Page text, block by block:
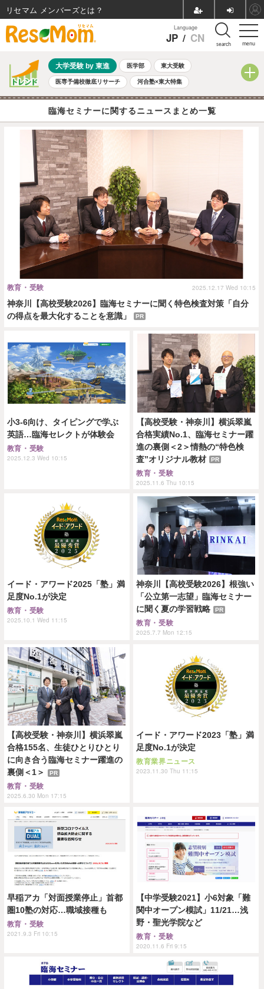
menu
Language
JP / CN search
大学受験 by 東進 医学部 東大受験
医専予備校徹底リサーチ 河合塾×東大特集
親子で考える大学選び 高校受験 中学受験 小学校受験
夏休み 8月開催学校説明会・相談会
自由研究教材（小学生向け）
臨海セミナーに関するニュースまとめ一覧
神奈川【高校受験2026】臨海セミナーに聞く特色検査対策「自分
の得点を最大化することを意識」
PR
教育・受験 2025.12.17 Wed 10:15
小3-6向け、タイピングで学ぶ
英語…臨海セレクトが体験会
教育・受験
2025.12.3 Wed 10:15
【高校受験・神奈川】横浜翠嵐
合格実績No.1、臨海セミナー躍
進の裏側＜2＞情熱の“特色検
査”オリジナル教材
PR
教育・受験
2025.11.6 Thu 10:15
イード・アワード2025「塾」満
足度No.1が決定
教育・受験
2025.10.1 Wed 11:15
神奈川【高校受験2026】根強い
「公立第一志望」臨海セミナー
に聞く夏の学習戦略
PR
教育・受験
2025.7.7 Mon 12:15
【高校受験・神奈川】横浜翠嵐
合格155名、生徒ひとりひとり
に向き合う臨海セミナー躍進の
裏側＜1＞
PR
教育・受験
2025.6.30 Mon 17:15
イード・アワード2023「塾」満
足度No.1が決定
教育業界ニュース
2023.11.30 Thu 11:15
早稲アカ「対面授業停止」首都
圏10塾の対応…職域接種も
教育・受験
2021.9.3 Fri 10:15
【中学受験2021】小6対象「難
関中オープン模試」11/21…浅
野・聖光学院など
教育・受験
2020.11.6 Fri 9:15
リセマム メンバーズ